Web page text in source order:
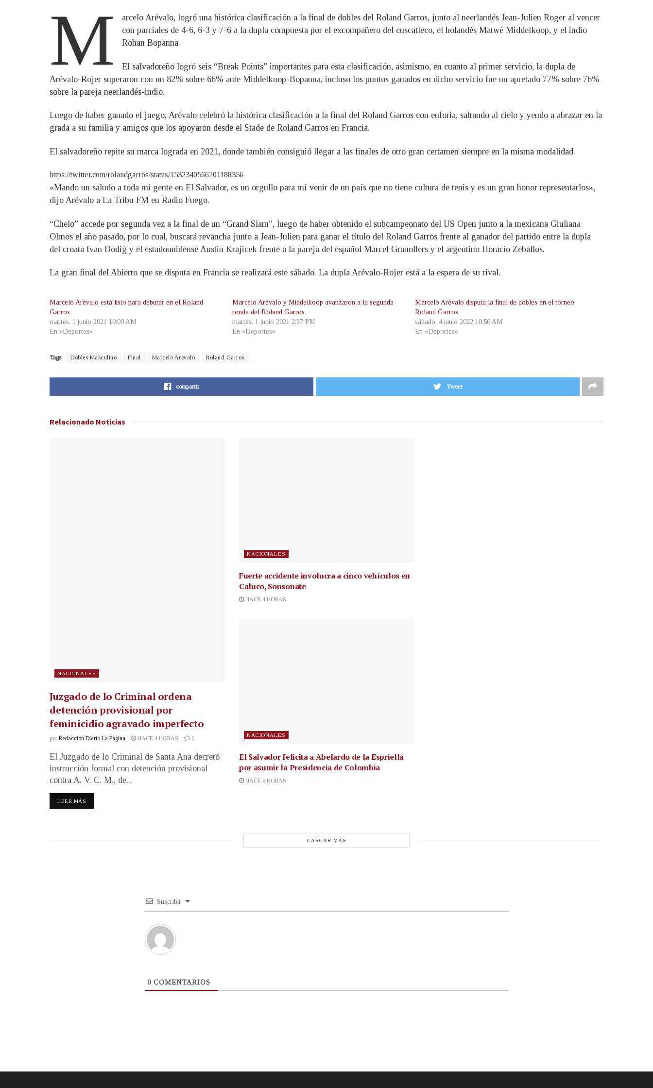
M
arcelo Arévalo, logró una histórica clasificación a la final de dobles del Roland Garros, junto al neerlandés Jean-Julien Roger al vencer
con parciales de 4-6, 6-3 y 7-6 a la dupla compuesta por el excompañero del cuscatleco, el holandés Matwé Middelkoop, y el indio
Rohan Bopanna.
El salvadoreño logró seis “Break Points” importantes para esta clasificación, asimismo, en cuanto al primer servicio, la dupla de
Arévalo-Rojer superaron con un 82% sobre 66% ante Middelkoop-Bopanna, incluso los puntos ganados en dicho servicio fue un apretado 77% sobre 76%
sobre la pareja neerlandés-indio.
Luego de haber ganado el juego, Arévalo celebró la histórica clasificación a la final del Roland Garros con euforia, saltando al cielo y yendo a abrazar en la
grada a su familia y amigos que los apoyaron desde el Stade de Roland Garros en Francia.
El salvadoreño repite su marca lograda en 2021, donde también consiguió llegar a las finales de otro gran certamen siempre en la misma modalidad.
https://twitter.com/rolandgarros/status/1532340566201188356
«Mando un saludo a toda mi gente en El Salvador, es un orgullo para mí venir de un país que no tiene cultura de tenis y es un gran honor representarlos»,
dijo Arévalo a La Tribu FM en Radio Fuego.
“Chelo” accede por segunda vez a la final de un “Grand Slam”, luego de haber obtenido el subcampeonato del US Open junto a la mexicana Giuliana
Olmos el año pasado, por lo cual, buscará revancha junto a Jean-Julien para ganar el título del Roland Garros frente al ganador del partido entre la dupla
del croata Ivan Dodig y el estadounidense Austin Krajicek frente a la pareja del español Marcel Granollers y el argentino Horacio Zeballos.
La gran final del Abierto que se disputa en Francia se realizará este sábado. La dupla Arévalo-Rojer está a la espera de su rival.
Marcelo Arévalo está listo para debutar en el Roland
Garros
martes, 1 junio 2021 10:09 AM
En «Deportes»
Marcelo Arévalo y Middelkoop avanzaron a la segunda
ronda del Roland Garros
martes, 1 junio 2021 2:37 PM
En «Deportes»
Marcelo Arévalo disputa la final de dobles en el torneo
Roland Garros
sábado, 4 junio 2022 10:56 AM
En «Deportes»
Tags: Dobles Masculino Final Marcelo Arevalo Roland Garros
compartir Tweet
Relacionado Noticias
NACIONALES
Juzgado de lo Criminal ordena
detención provisional por
feminicidio agravado imperfecto
por Redacción Diario La Página HACE 4 HORAS 0
El Juzgado de lo Criminal de Santa Ana decretó
instrucción formal con detención provisional
contra A. V. C. M., de...
LEER MÁS
NACIONALES
Fuerte accidente involucra a cinco vehículos en
Caluco, Sonsonate
HACE 4 HORAS
NACIONALES
El Salvador felicita a Abelardo de la Espriella
por asumir la Presidencia de Colombia
HACE 6 HORAS
CARGAR MÁS
Suscribir
0 COMENTARIOS